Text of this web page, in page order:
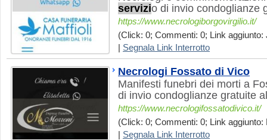
servizio di invio condoglianze
https://www.necrologiborgovirgilio.it/
(Click: 0; Commenti: 0; Link aggiunto:
Segnala Link Interrotto
Necrologi Fossato di Vico
Manifesti funebri dei morti a
di invio condoglianze gratuite
https://www.necrologifossatodivico.it/
(Click: 0; Commenti: 0; Link aggiunto:
Segnala Link Interrotto